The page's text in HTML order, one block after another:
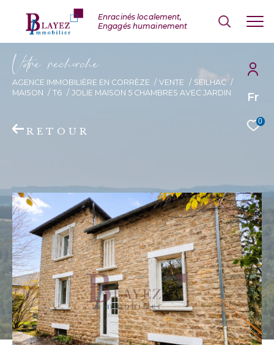
Fr
0
Vore recece
AGENCE IMMOBILIÈRE EN CORRÈZE VENTE
SEILHAC
MAISON
T6 JOLIE MAISON 5 CHAMBRES AVEC JARDIN
RETOUR